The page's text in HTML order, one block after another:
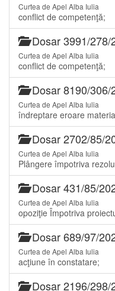
Curtea de Apel Alba Iulia
conflict de competenţă;
Dosar 3991/278/
Curtea de Apel Alba Iulia
conflict de competenţă;
Dosar 8190/306/
Curtea de Apel Alba Iulia
îndreptare eroare
Dosar 2702/85/
Curtea de Apel Alba Iulia
Plângere împotriva
Dosar 431/85/
Curtea de Apel Alba Iulia
opoziţie Împotriva
Dosar 689/97/
Curtea de Apel Alba Iulia
acţiune în constatare;
Dosar 2196/298/